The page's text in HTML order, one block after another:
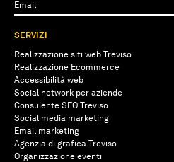
SERVIZI
Realizzazione siti web Treviso
Realizzazione Ecommerce
Accessibilità web
Social network per aziende
Consulente SEO Treviso
Social media marketing
Email marketing
Agenzia di grafica Treviso
Organizzazione eventi